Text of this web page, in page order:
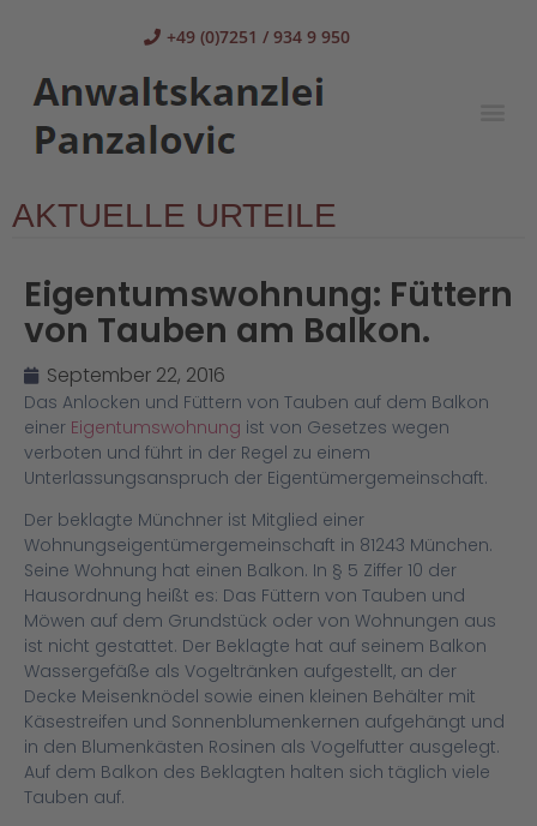
+49 (0)7251 / 934 9 950
AKTUELLE URTEILE
Eigentumswohnung: Füttern
von Tauben am Balkon.
September 22, 2016
Das Anlocken und Füttern von Tauben auf dem Balkon
einer Eigentumswohnung ist von Gesetzes wegen
verboten und führt in der Regel zu einem
Unterlassungsanspruch der Eigentümergemeinschaft.
Der beklagte Münchner ist Mitglied einer
Wohnungseigentümergemeinschaft in 81243 München.
Seine Wohnung hat einen Balkon. In § 5 Ziffer 10 der
Hausordnung heißt es: Das Füttern von Tauben und
Möwen auf dem Grundstück oder von Wohnungen aus
ist nicht gestattet. Der Beklagte hat auf seinem Balkon
Wassergefäße als Vogeltränken aufgestellt, an der
Decke Meisenknödel sowie einen kleinen Behälter mit
Käsestreifen und Sonnenblumenkernen aufgehängt und
in den Blumenkästen Rosinen als Vogelfutter ausgelegt.
Auf dem Balkon des Beklagten halten sich täglich viele
Tauben auf.